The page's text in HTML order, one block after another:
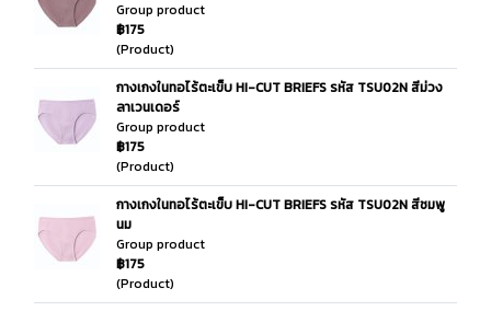
Group product
฿175
(Product)
กางเกงในทอไร้ตะเข็บ HI-CUT BRIEFS รหัส TSU02N สีม่วง
ลาเวนเดอร์
Group product
฿175
(Product)
กางเกงในทอไร้ตะเข็บ HI-CUT BRIEFS รหัส TSU02N สีชมพู
นม
Group product
฿175
(Product)